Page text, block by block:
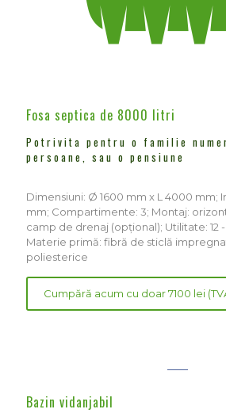
Fosa septica de 8000 litri
Potrivita pentru o familie
persoane, sau o pensiune
Dimensiuni: Ø 1600 mm x L 4000 mm;
mm; Compartimente: 3; Montaj:
camp de drenaj (opțional); Utilitate: 12
Materie primă: fibră de sticlă
poliesterice
Cumpără acum cu doar 7100 lei
Bazin vidanjabil